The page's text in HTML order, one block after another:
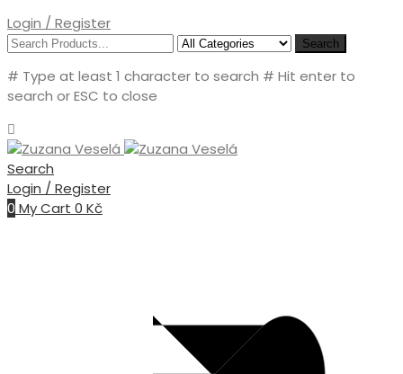
Login / Register
Search
# Type at least 1 character to search # Hit enter to
search or ESC to close
Search
Login / Register
0 My Cart 0 Kč